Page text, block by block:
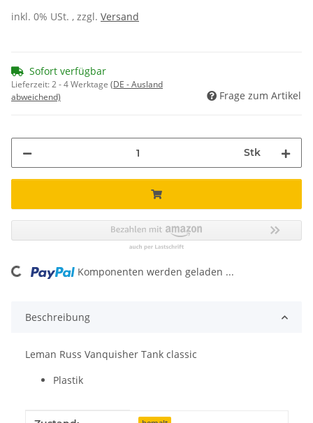
inkl. 0% USt. , zzgl. Versand
Sofort verfügbar
Lieferzeit:2 - 4 Werktage (DE - Ausland
abweichend)
Frage zum Artikel
Stk
Loading... Komponenten werden geladen ...
Beschreibung
Leman Russ Vanquisher Tank classic
Plastik